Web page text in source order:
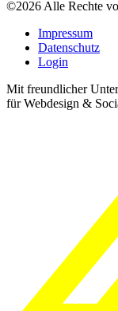
©2026 Alle Rechte
Impressum
Datenschutz
Login
Mit freundlicher
für Webdesign &